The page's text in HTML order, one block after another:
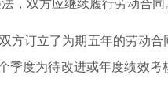
，双方应继续履行劳动合同
订立了为期五年的劳动合
度为待改进或年度绩效